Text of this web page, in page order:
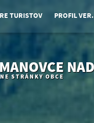
TURISTOV PROFIL
STRÁNKY OBCE